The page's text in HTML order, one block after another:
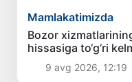
Mamlakatimizda
Bozor
hissasiga to‘g‘ri
9 avg 2026, 12:19